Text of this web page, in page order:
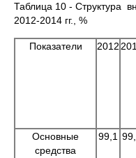
Таблица 10 - Структура
2012-2014 гг., %
Показатели 2012
Основные
средства
99,1